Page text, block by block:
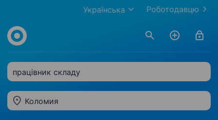
Роботодавцю
Українська
працівник складу
Коломия